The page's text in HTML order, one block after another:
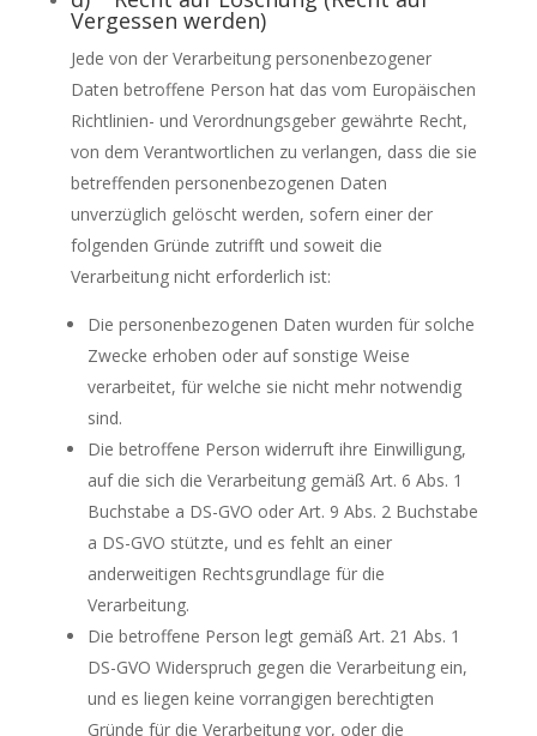
Vergessen werden)
Jede von der Verarbeitung personenbezogener
Daten betroffene Person hat das vom Europäischen
Richtlinien- und Verordnungsgeber gewährte Recht,
von dem Verantwortlichen zu verlangen, dass die sie
betreffenden personenbezogenen Daten
unverzüglich gelöscht werden, sofern einer der
folgenden Gründe zutrifft und soweit die
Verarbeitung nicht erforderlich ist:
Die personenbezogenen Daten wurden für solche
Zwecke erhoben oder auf sonstige Weise
verarbeitet, für welche sie nicht mehr notwendig
sind.
Die betroffene Person widerruft ihre Einwilligung,
auf die sich die Verarbeitung gemäß Art. 6 Abs. 1
Buchstabe a DS-GVO oder Art. 9 Abs. 2 Buchstabe
a DS-GVO stützte, und es fehlt an einer
anderweitigen Rechtsgrundlage für die
Verarbeitung.
Die betroffene Person legt gemäß Art. 21 Abs. 1
DS-GVO Widerspruch gegen die Verarbeitung ein,
und es liegen keine vorrangigen berechtigten
Gründe für die Verarbeitung vor, oder die